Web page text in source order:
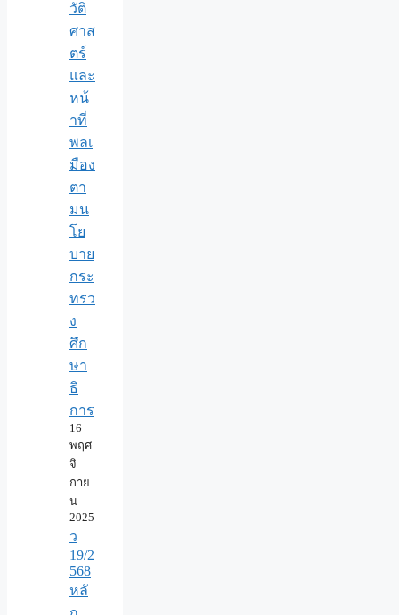
วัติ
ศาส
ตร์
และ
หน้
าที่
พลเ
มือง
ตา
มน
โย
บาย
กระ
ทรว
ง
ศึก
ษา
ธิ
การ
16
พฤศ
จิ
กาย
น
2025
ว
19/2
568
หลั